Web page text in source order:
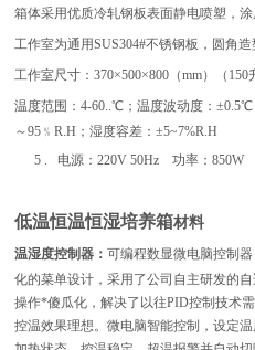
箱体采用优质冷轧钢板表面静电喷塑，
工作室为通用SUS304#不锈钢板，圆角
工作室尺寸：370×500×800（mm）（
温度范围：4-60..℃；温度波动度：
～95﹪R.H；湿度容差：±5~7%R.H
5 . 电源：220V 50Hz 功率：850W
低温恒温恒湿培养箱材料
温湿度控制器：可编程数显微电脑控制
化的菜单设计，采用了公司自主研发的
操作*傻瓜化，解决了以往PID控制技术
控温效果理想。微电脑智能控制，设定